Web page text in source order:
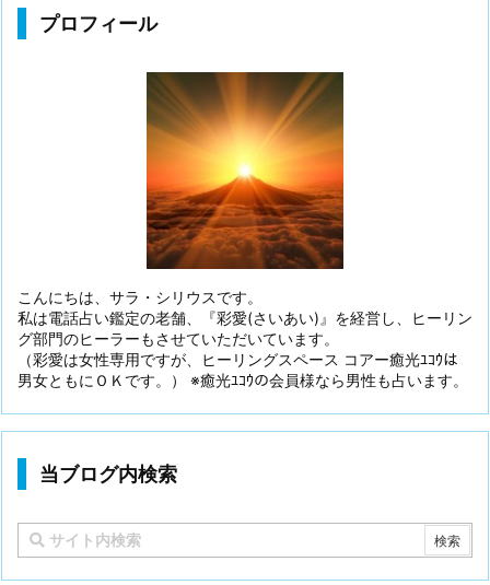
プロフィール
こんにちは、サラ・シリウスです。
私は電話占い鑑定の老舗、『彩愛(さいあい)』を経営し、ヒーリン
グ部門のヒーラーもさせていただいています。
（彩愛は女性専用ですが、ヒーリングスペース コアー癒光ﾕｺｳは
男女ともにＯＫです。） ※癒光ﾕｺｳの会員様なら男性も占います。
当ブログ内検索